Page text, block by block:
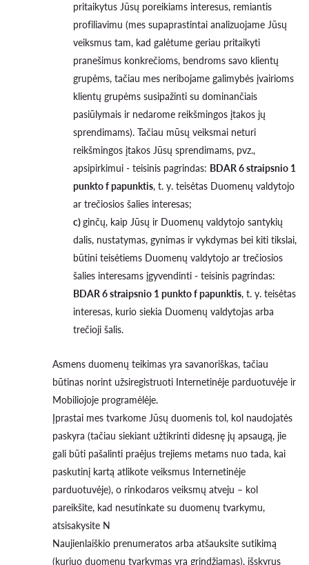
pritaikytus Jūsų poreikiams interesus, remiantis
profiliavimu (mes supaprastintai analizuojame Jūsų
veiksmus tam, kad galėtume geriau pritaikyti
pranešimus konkrečioms, bendroms savo klientų
grupėms, tačiau mes neribojame galimybės įvairioms
klientų grupėms susipažinti su dominančiais
pasiūlymais ir nedarome reikšmingos įtakos jų
sprendimams). Tačiau mūsų veiksmai neturi
reikšmingos įtakos Jūsų sprendimams, pvz.,
apsipirkimui - teisinis pagrindas: BDAR 6 straipsnio 1
punkto f papunktis, t. y. teisėtas Duomenų valdytojo
ar trečiosios šalies interesas;
c)ginčų, kaip Jūsų ir Duomenų valdytojo santykių
dalis, nustatymas, gynimas ir vykdymas bei kiti tikslai,
būtini teisėtiems Duomenų valdytojo ar trečiosios
šalies interesams įgyvendinti - teisinis pagrindas:
BDAR 6 straipsnio 1 punkto f papunktis, t. y. teisėtas
interesas, kurio siekia Duomenų valdytojas arba
trečioji šalis.
Asmens duomenų teikimas yra savanoriškas, tačiau
būtinas norint užsiregistruoti Internetinėje parduotuvėje ir
Mobiliojoje programėlėje.
Įprastai mes tvarkome Jūsų duomenis tol, kol naudojatės
paskyra (tačiau siekiant užtikrinti didesnę jų apsaugą, jie
gali būti pašalinti praėjus trejiems metams nuo tada, kai
paskutinį kartą atlikote veiksmus Internetinėje
parduotuvėje), o rinkodaros veiksmų atveju – kol
pareikšite, kad nesutinkate su duomenų tvarkymu,
atsisakysite N
Naujienlaiškio prenumeratos arba atšauksite sutikimą
(kuriuo duomenų tvarkymas yra grindžiamas), išskyrus